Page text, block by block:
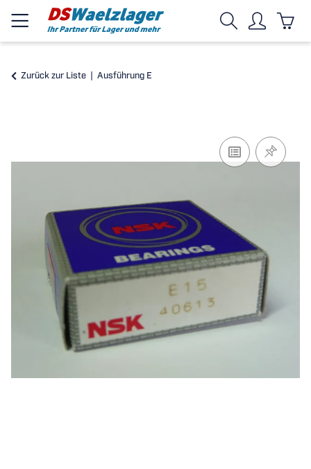
Zurück zur Liste Ausführung E